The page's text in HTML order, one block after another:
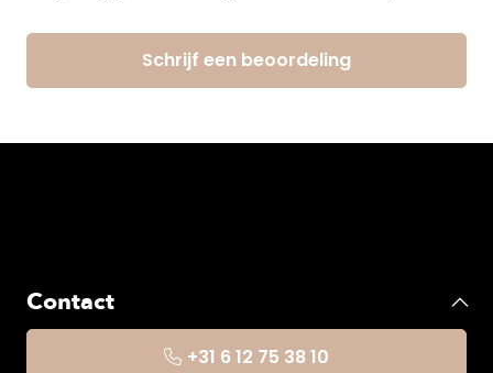
Schrijf een beoordeling
Contact
+31 6 12 75 38 10